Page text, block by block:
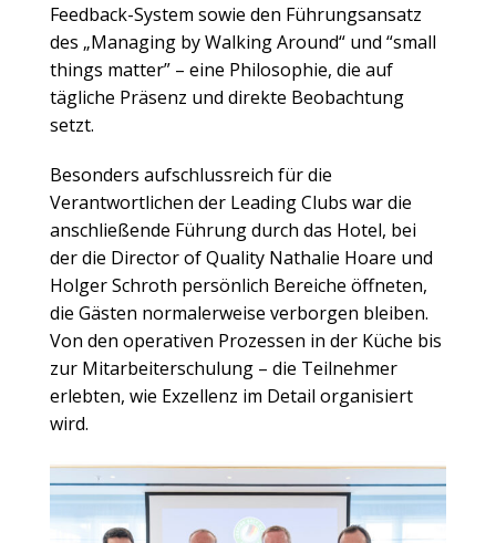
Feedback-System sowie den Führungsansatz
des „Managing by Walking Around“ und “small
things matter” – eine Philosophie, die auf
tägliche Präsenz und direkte Beobachtung
setzt.
Besonders aufschlussreich für die
Verantwortlichen der Leading Clubs war die
anschließende Führung durch das Hotel, bei
der die Director of Quality Nathalie Hoare und
Holger Schroth persönlich Bereiche öffneten,
die Gästen normalerweise verborgen bleiben.
Von den operativen Prozessen in der Küche bis
zur Mitarbeiterschulung – die Teilnehmer
erlebten, wie Exzellenz im Detail organisiert
wird.